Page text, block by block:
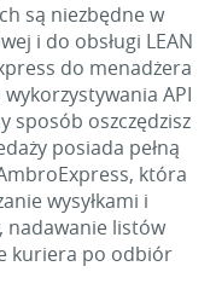
są niezbędne w
i do obsługi LEAN
do menadżera
API
sposób oszczędzisz
posiada pełną
która
wysyłkami i
listów
kuriera po odbiór